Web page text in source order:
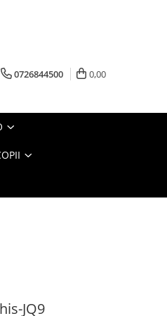
0726844500 0,00
JQ9